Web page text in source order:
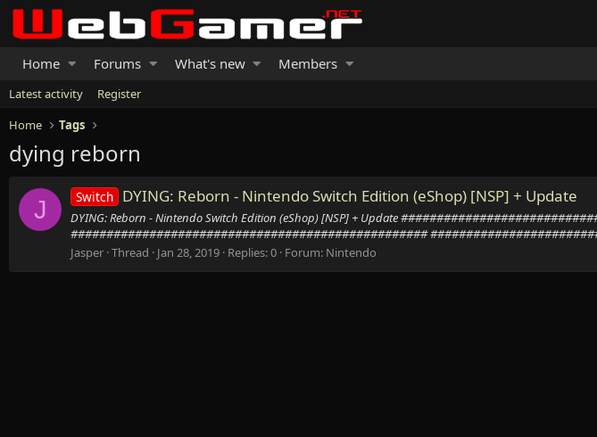
Home Forums What's new Members
Latest activity
Register
Home
Tags
dying reborn
J Switch DYING: Reborn - Nintendo Switch Edition (eShop) [NSP] + Update
DYING: Reborn - Nintendo Switch Edition (eShop) [NSP] + Update
##################################################
Jasper Thread Jan 28, 2019 Replies: 0 Forum: Nintendo